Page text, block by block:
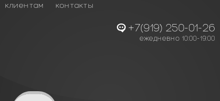
клиентам
контакты
+7(919) 250-01-26
ежедневно 10:00-19:00